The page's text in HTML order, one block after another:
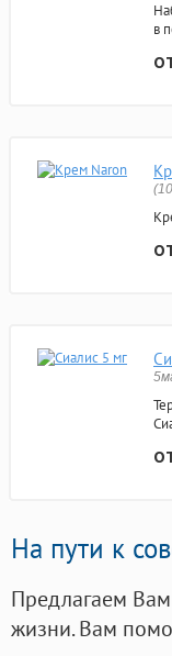
в
На пути к
Предлагаем
жизни. Вам